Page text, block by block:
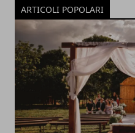
ARTICOLI POPOLARI